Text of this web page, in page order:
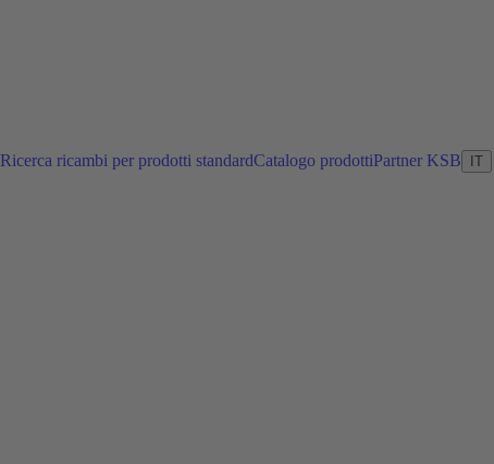
Ricerca ricambi per prodotti standardCatalogo prodottiPartner KSB IT